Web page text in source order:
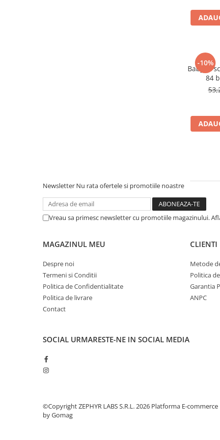
-10%
BabyFit
84
Newsletter Nu rata ofertele si promotiile noastre
Vreau sa primesc newsletter cu promotiile magazinului.
MAGAZINUL MEU
Despre noi
Termeni si Conditii
Politica de Confidentialitate
Politica de livrare
Contact
CLIENTI
Metode
Politica
Garantia
ANPC
SOCIAL URMARESTE-NE IN SOCIAL MEDIA
©Copyright ZEPHYR LABS S.R.L. 2026 Platforma E-commerce
by Gomag